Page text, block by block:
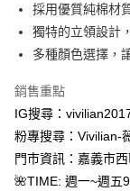
國泰世華商業銀行
臺灣中小企業銀行
匯豐（台灣）商業
聯邦商業銀行
元大商業銀行
台新國際商業銀行
台灣樂天信用卡公
Apple Pay
街口支付
悠遊付
Google Pay
大哥付你分期
相關說明
採用優質純棉材
獨特的立領設計
多種顏色選擇，
銷售重點
IG搜尋：
粉專搜尋：Vivilian-
門市資訊：嘉義市
🌺TIME: 週一~週五